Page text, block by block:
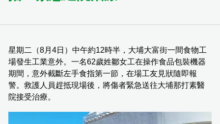
星期二（8月4日）中午約12時半，大埔大富街一間食物工
場發生工業意外。一名62歲姓鄒女工在操作食品包裝機器
期間，意外截斷左手食指第一節，在場工友見狀隨即報
警。救護人員趕抵現場後，將傷者緊急送往大埔那打素醫
院接受治療。